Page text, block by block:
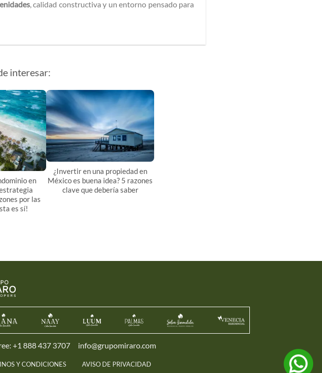
, calidad constructiva y un entorno pensado para
interesar:
en
por las
es sí!
¿Invertir en una propiedad en
México es buena idea? 5 razones
clave que debería saber
+1 888 437 3707 info@grupomiraro.com
Y CONDICIONES AVISO DE PRIVACIDAD